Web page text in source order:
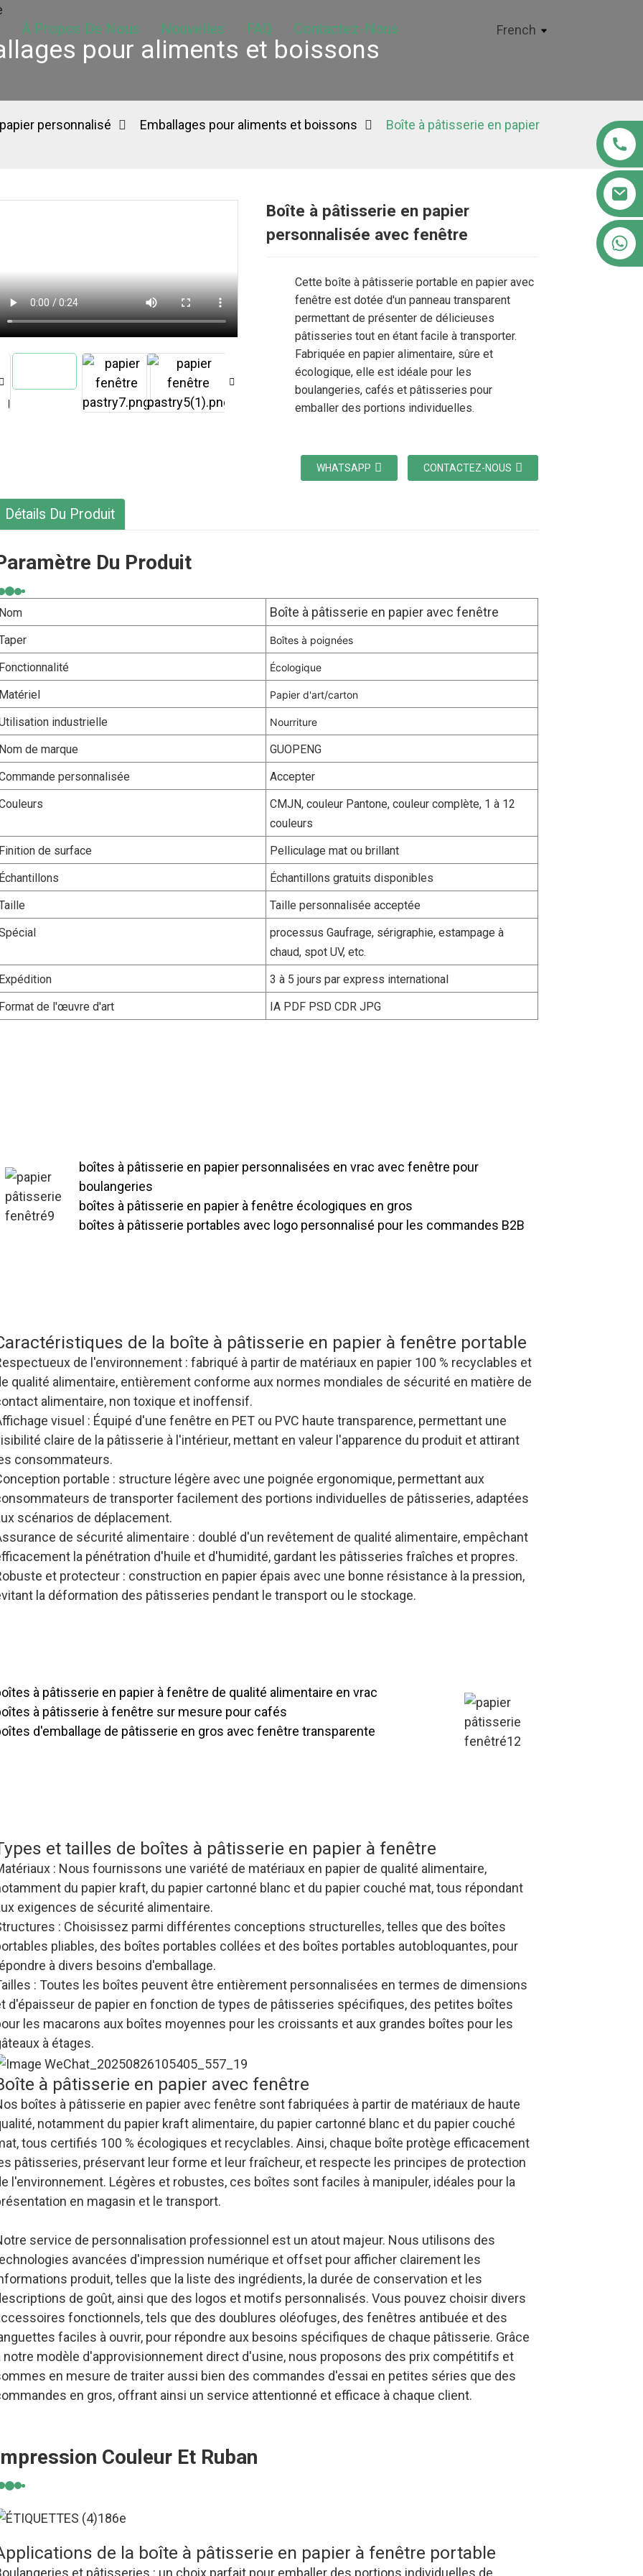
À Propos De Nous Nouvelles FAQ Contactez-Nous French
pour aliments et boissons
personnalisé Emballages pour aliments et boissons
Boîte à pâtisserie en papier
Boîte à pâtisserie en papier
personnalisée avec fenêtre
Cette boîte à pâtisserie portable en papier avec
fenêtre est dotée d'un panneau transparent
permettant de présenter de délicieuses
pâtisseries tout en étant facile à transporter.
Fabriquée en papier alimentaire, sûre et
écologique, elle est idéale pour les
boulangeries, cafés et pâtisseries pour
emballer des portions individuelles.
WHATSAPP CONTACTEZ-NOUS
Détails Du Produit
Du Produit
Nom Boîte à pâtisserie en papier avec fenêtre
Boîtes à poignées
Fonctionnalité Écologique
Matériel Papier d'art/carton
industrielle Nourriture
Nom de marque
GUOPENG
personnalisée
Accepter
CMJN, couleur Pantone, couleur complète, 1 à 12
couleurs
Finition de surface
Pelliculage mat ou brillant
Échantillons
Échantillons gratuits disponibles
Taille personnalisée acceptée
processus Gaufrage, sérigraphie, estampage à
chaud, spot UV, etc.
Expédition
3 à 5 jours par express international
Format de l'œuvre d'art
IA PDF PSD CDR JPG
boîtes à pâtisserie en papier personnalisées en vrac avec fenêtre pour
boulangeries
boîtes à pâtisserie en papier à fenêtre écologiques en gros
boîtes à pâtisserie portables avec logo personnalisé pour les commandes B2B
de la boîte à pâtisserie en papier à fenêtre portable
de l'environnement : fabriqué à partir de matériaux en papier 100 % recyclables et
qualité alimentaire, entièrement conforme aux normes mondiales de sécurité en matière de
alimentaire, non toxique et inoffensif.
visuel : Équipé d'une fenêtre en PET ou PVC haute transparence, permettant une
claire de la pâtisserie à l'intérieur, mettant en valeur l'apparence du produit et attirant
consommateurs.
portable : structure légère avec une poignée ergonomique, permettant aux
de transporter facilement des portions individuelles de pâtisseries, adaptées
scénarios de déplacement.
de sécurité alimentaire : doublé d'un revêtement de qualité alimentaire, empêchant
la pénétration d'huile et d'humidité, gardant les pâtisseries fraîches et propres.
et protecteur : construction en papier épais avec une bonne résistance à la pression,
la déformation des pâtisseries pendant le transport ou le stockage.
à pâtisserie en papier à fenêtre de qualité alimentaire en vrac
à pâtisserie à fenêtre sur mesure pour cafés
d'emballage de pâtisserie en gros avec fenêtre transparente
et tailles de boîtes à pâtisserie en papier à fenêtre
: Nous fournissons une variété de matériaux en papier de qualité alimentaire,
du papier kraft, du papier cartonné blanc et du papier couché mat, tous répondant
exigences de sécurité alimentaire.
: Choisissez parmi différentes conceptions structurelles, telles que des boîtes
pliables, des boîtes portables collées et des boîtes portables autobloquantes, pour
à divers besoins d'emballage.
: Toutes les boîtes peuvent être entièrement personnalisées en termes de dimensions
d'épaisseur de papier en fonction de types de pâtisseries spécifiques, des petites boîtes
les macarons aux boîtes moyennes pour les croissants et aux grandes boîtes pour les
à étages.
à pâtisserie en papier avec fenêtre
boîtes à pâtisserie en papier avec fenêtre sont fabriquées à partir de matériaux de haute
notamment du papier kraft alimentaire, du papier cartonné blanc et du papier couché
tous certifiés 100 % écologiques et recyclables. Ainsi, chaque boîte protège efficacement
pâtisseries, préservant leur forme et leur fraîcheur, et respecte les principes de protection
l'environnement. Légères et robustes, ces boîtes sont faciles à manipuler, idéales pour la
en magasin et le transport.
service de personnalisation professionnel est un atout majeur. Nous utilisons des
avancées d'impression numérique et offset pour afficher clairement les
produit, telles que la liste des ingrédients, la durée de conservation et les
de goût, ainsi que des logos et motifs personnalisés. Vous pouvez choisir divers
fonctionnels, tels que des doublures oléofuges, des fenêtres antibuée et des
faciles à ouvrir, pour répondre aux besoins spécifiques de chaque pâtisserie. Grâce
notre modèle d'approvisionnement direct d'usine, nous proposons des prix compétitifs et
en mesure de traiter aussi bien des commandes d'essai en petites séries que des
en gros, offrant ainsi un service attentionné et efficace à chaque client.
Couleur Et Ruban
de la boîte à pâtisserie en papier à fenêtre portable
et pâtisseries : un choix parfait pour emballer des portions individuelles de